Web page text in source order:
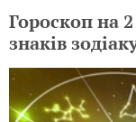
Гороскоп на
знаків